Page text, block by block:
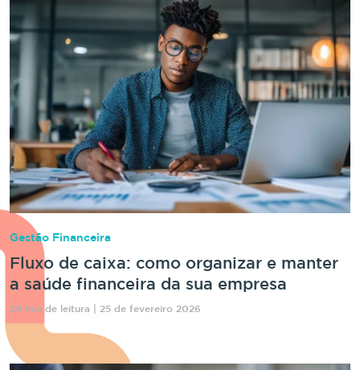
Gestão Financeira
Fluxo de caixa: como organizar e manter
a saúde financeira da sua empresa
29 min de leitura | 25 de fevereiro 2026